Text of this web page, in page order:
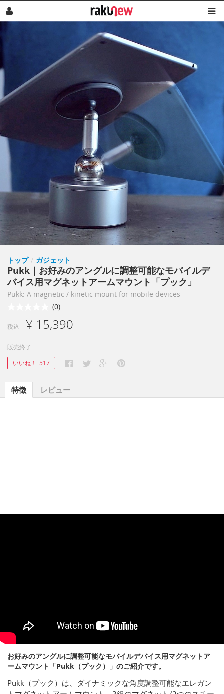
トップ / ガジェット
Pukk｜お好みのアングルに調整可能なモバイルデ
バイス用マグネットアームマウント「プック」
Pukk: A magnetic / kinetic mount for mobile devices
(0)
税込 ¥ 15,390
販売終了
いいね！ 517
特徴 レビュー
お好みのアングルに調整可能なモバイルデバイス用マグネットア
ームマウント「Pukk（プック）」のご紹介です。
Pukk（プック）は、ダイナミックな角度調整可能なエレガン